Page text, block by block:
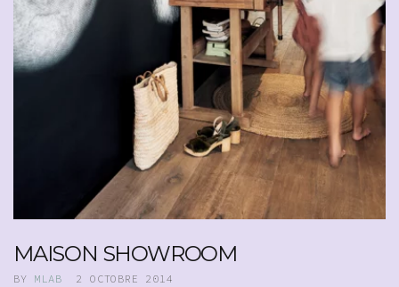
MAISON SHOWROOM
BY MLAB 2 OCTOBRE 2014